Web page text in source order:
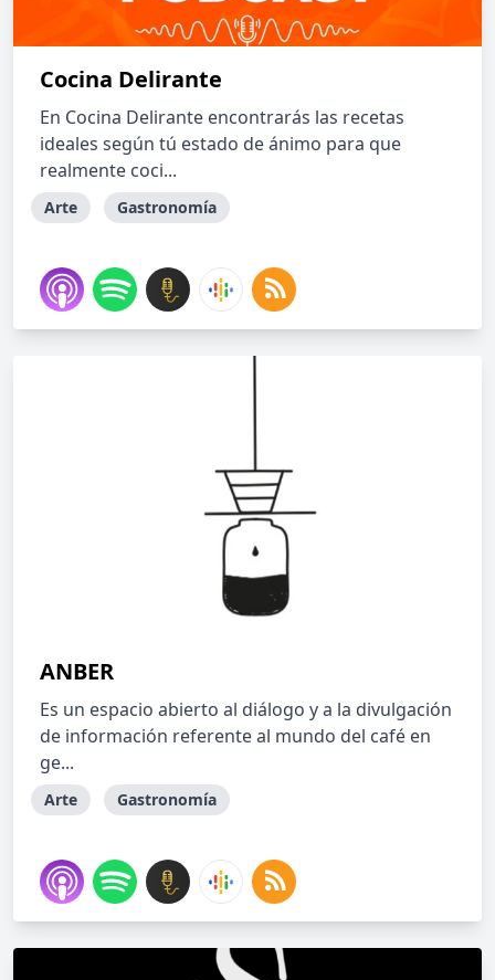
Cocina Delirante
En Cocina Delirante encontrarás las recetas
ideales según tú estado de ánimo para que
realmente coci...
Arte Gastronomía
ANBER
Es un espacio abierto al diálogo y a la divulgación
de información referente al mundo del café en
ge...
Arte Gastronomía